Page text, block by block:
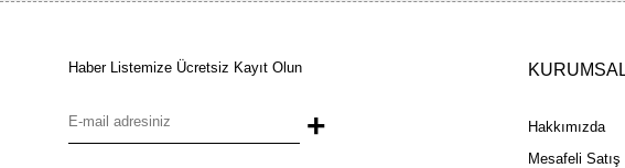
Haber Listemize Ücretsiz Kayıt Olun
+
Hakkımızda
Mesafeli